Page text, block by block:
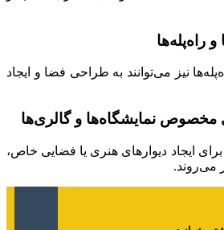
و راه‌پله‌ها
نیز می‌توانند به طراحی فضا و ایجاد
نمایشگاه‌ها و گالری‌ها
ایجاد دیوارهای هنری یا فضایی خاص،
می‌روند.